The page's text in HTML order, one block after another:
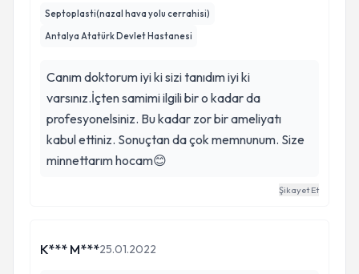
Septoplasti(nazal hava yolu cerrahisi)
Antalya Atatürk Devlet Hastanesi
Canım doktorum iyi ki sizi tanıdım iyi ki
varsınız.İçten samimi ilgili bir o kadar da
profesyonelsiniz. Bu kadar zor bir ameliyatı
kabul ettiniz. Sonuçtan da çok memnunum. Size
minnettarım hocam😊
Şikayet Et
K*** M***25.01.2022